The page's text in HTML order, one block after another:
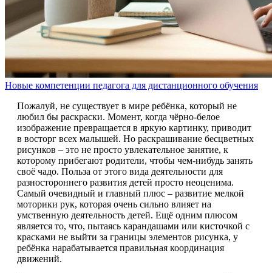
Новые компетенции педагога для дистанционного обучения
Пожалуй, не существует в мире ребёнка, который не
любил бы раскраски. Момент, когда чёрно-белое
изображение превращается в яркую картинку, приводит
в восторг всех малышей. Но раскрашивание бесцветных
рисунков – это не просто увлекательное занятие, к
которому прибегают родители, чтобы чем-нибудь занять
своё чадо. Польза от этого вида деятельности для
разностороннего развития детей просто неоценима.
Самый очевидный и главный плюс – развитие мелкой
моторики рук, которая очень сильно влияет на
умственную деятельность детей. Ещё одним плюсом
является то, что, пытаясь карандашами или кисточкой с
красками не выйти за границы элементов рисунка, у
ребёнка нарабатывается правильная координация
движений.